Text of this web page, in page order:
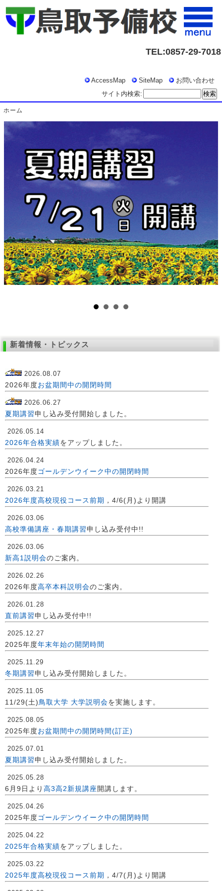
TEL:0857-29-7018
AccessMap SiteMap
お問い合わせ
サイト内検索:
ホーム
新着情報・トピックス
2026.08.07
2026年度お盆期間中の開閉時間
2026.06.27
夏期講習申し込み受付開始しました。
2026.05.14
2026年合格実績をアップしました。
2026.04.24
2026年度ゴールデンウイーク中の開閉時間
2026.03.21
2026年度高校現役コース前期 ，4/6(月)より開講
2026.03.06
高校準備講座・春期講習申し込み受付中!!
2026.03.06
新高1説明会のご案内。
2026.02.26
2026年度高卒本科説明会のご案内。
2026.01.28
直前講習申し込み受付中!!
2025.12.27
2025年度年末年始の開閉時間
2025.11.29
冬期講習申し込み受付開始しました。
2025.11.05
11/29(土)鳥取大学 大学説明会を実施します。
2025.08.05
2025年度お盆期間中の開閉時間(訂正)
2025.07.01
夏期講習申し込み受付開始しました。
2025.05.28
6月9日より 高3高2新規講座 開講します。
2025.04.26
2025年度ゴールデンウイーク中の開閉時間
2025.04.22
2025年合格実績をアップしました。
2025.03.22
2025年度高校現役コース前期 ，4/7(月)より開講